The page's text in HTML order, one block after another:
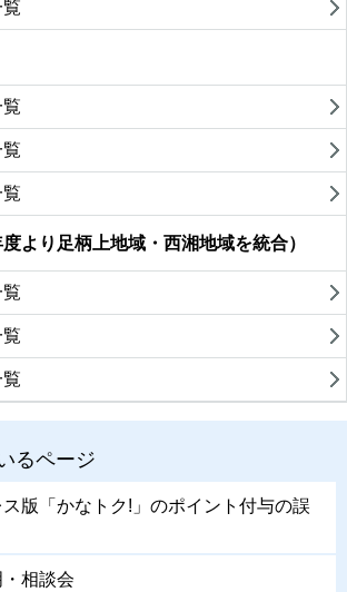
より足柄上地域・西湘地域を統合）
るページ
版「かなトク!」のポイント付与の誤
相談会